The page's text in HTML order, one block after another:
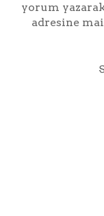
yorum
adresine